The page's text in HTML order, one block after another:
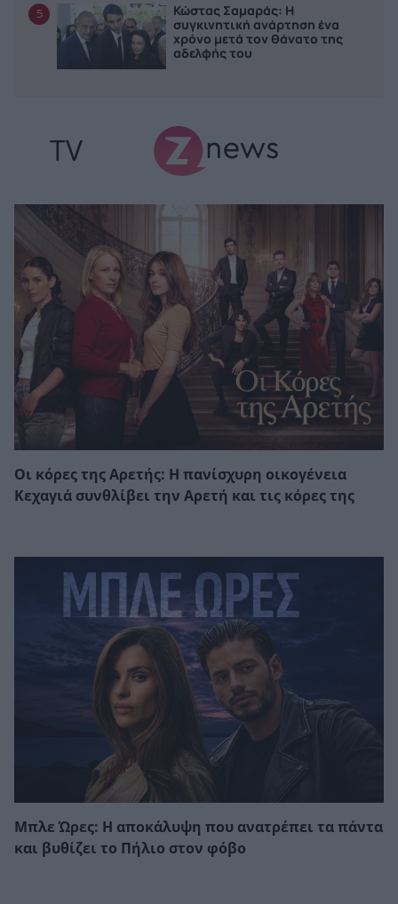
5
Κώστας Σαμαράς: Η
συγκινητική ανάρτηση ένα
χρόνο μετά τον θάνατο της
αδελφής του
TV
Οι κόρες της Αρετής: Η πανίσχυρη οικογένεια
Κεχαγιά συνθλίβει την Αρετή και τις κόρες της
Μπλε Ώρες: Η αποκάλυψη που ανατρέπει τα πάντα
και βυθίζει το Πήλιο στον φόβο